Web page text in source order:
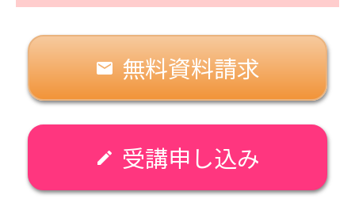
email 無料資料請求
create 受講申し込み